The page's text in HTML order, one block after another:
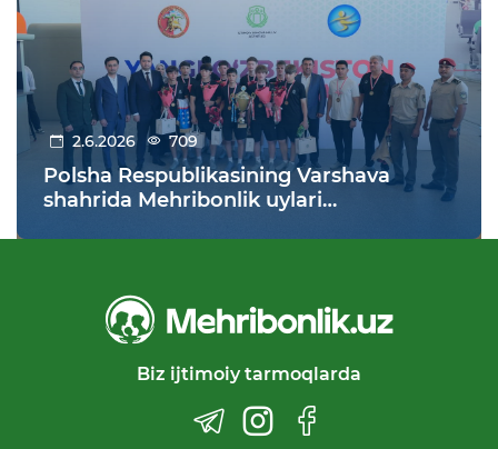
2.6.2026 709
Polsha Respublikasining Varshava
shahrida Mehribonlik uylari
Biz ijtimoiy tarmoqlarda